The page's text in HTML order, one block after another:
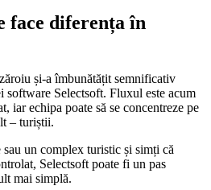
face diferența în
și-a îmbunătățit semnificativ
software Selectsoft. Fluxul este acum
iar echipa poate să se concentreze pe
– turiștii.
un complex turistic și simți că
Selectsoft poate fi un pas
mai simplă.